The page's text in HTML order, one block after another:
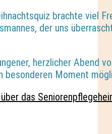
brachte viel
der uns
herzlicher Abend
besonderen Moment
das